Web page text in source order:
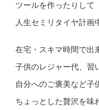
ツールを作ったりして
人生セミリタイヤ計画
在宅・スキマ時間で出
子供のレジャー代、習
自分へのご褒美など子
ちょっとした贅沢を味